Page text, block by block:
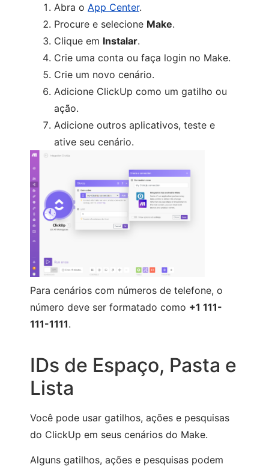
Abra o App Center.
Procure e selecione Make.
Clique em Instalar.
Crie uma conta ou faça login no Make.
Crie um novo cenário.
Adicione ClickUp como um gatilho ou
ação.
Adicione outros aplicativos, teste e
ative seu cenário.
Para cenários com números de telefone, o
número deve ser formatado como +1 111-
111-1111.
IDs de Espaço, Pasta e
Lista
Você pode usar gatilhos, ações e pesquisas
do ClickUp em seus cenários do Make.
Alguns gatilhos, ações e pesquisas podem